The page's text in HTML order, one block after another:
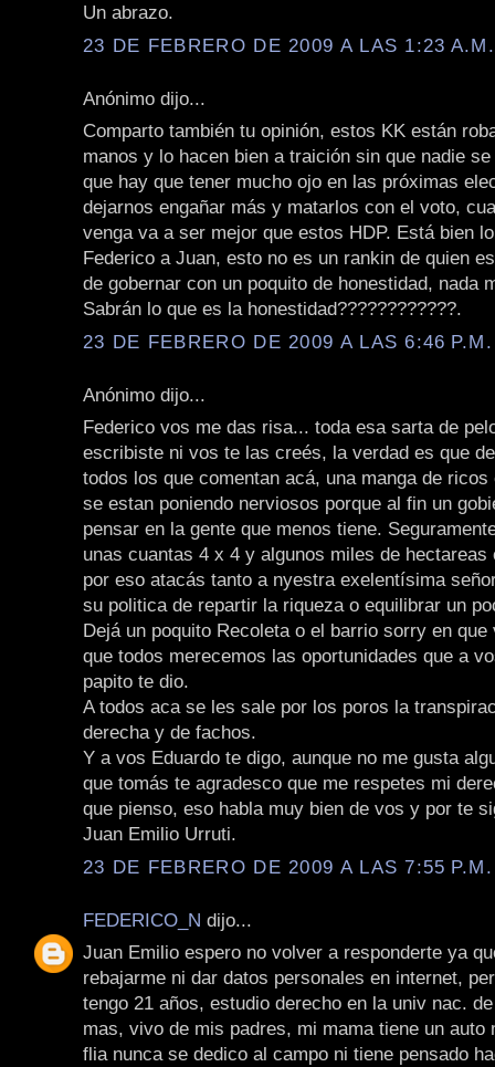
Un abrazo.
23 DE FEBRERO DE 2009 A LAS 1:23 A.M.
Anónimo dijo...
Comparto también tu opinión, estos KK están
manos y lo hacen bien a traición sin que nadie
que hay que tener mucho ojo en las próximas
dejarnos engañar más y matarlos con el voto,
venga va a ser mejor que estos HDP. Está bien
Federico a Juan, esto no es un rankin de quien
de gobernar con un poquito de honestidad, nada
Sabrán lo que es la honestidad????????????.
23 DE FEBRERO DE 2009 A LAS 6:46 P.M.
Anónimo dijo...
Federico vos me das risa... toda esa sarta de
escribiste ni vos te las creés, la verdad es que
todos los que comentan acá, una manga de ricos
se estan poniendo nerviosos porque al fin un
pensar en la gente que menos tiene.
unas cuantas 4 x 4 y algunos miles de hectareas
por eso atacás tanto a nyestra exelentísima
su politica de repartir la riqueza o equilibrar un
Dejá un poquito Recoleta o el barrio sorry en
que todos merecemos las oportunidades que a
papito te dio.
A todos aca se les sale por los poros la
derecha y de fachos.
Y a vos Eduardo te digo, aunque no me gusta
que tomás te agradesco que me respetes mi
que pienso, eso habla muy bien de vos y por te
Juan Emilio Urruti.
23 DE FEBRERO DE 2009 A LAS 7:55 P.M.
FEDERICO_N dijo...
Juan Emilio espero no volver a responderte ya
rebajarme ni dar datos personales en internet,
tengo 21 años, estudio derecho en la univ nac.
mas, vivo de mis padres, mi mama tiene un auto
flia nunca se dedico al campo ni tiene pensado